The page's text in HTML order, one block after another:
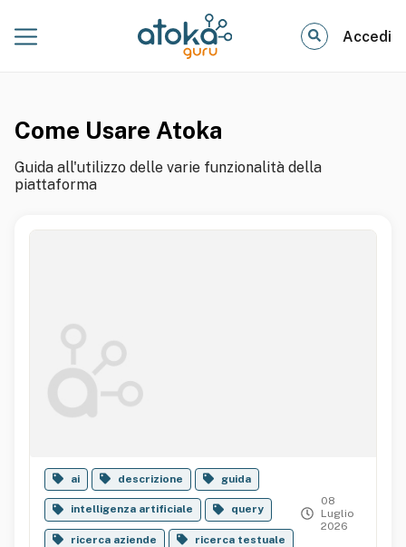
Accedi
Come Usare Atoka
Guida all'utilizzo delle varie funzionalità della
piattaforma
ai descrizione guida
intelligenza artificiale query
ricerca aziende ricerca testuale
08
Luglio
2026